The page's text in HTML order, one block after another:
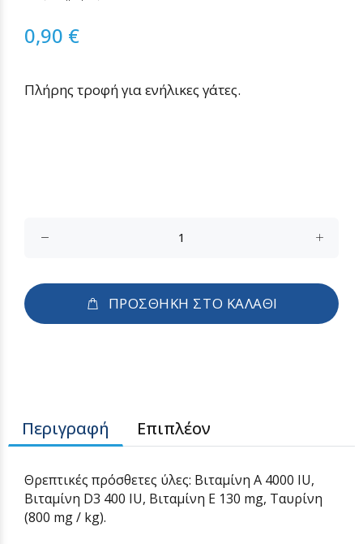
0,90 €
Πλήρης τροφή για ενήλικες γάτες.
ΠΡΟΣΘΗΚΗ ΣΤΟ ΚΑΛΑΘΙ
Περιγραφή Επιπλέον
Θρεπτικές πρόσθετες ύλες: Βιταμίνη Α 4000 IU,
Βιταμίνη D3 400 IU, Βιταμίνη Ε 130 mg, Ταυρίνη
(800 mg / kg).